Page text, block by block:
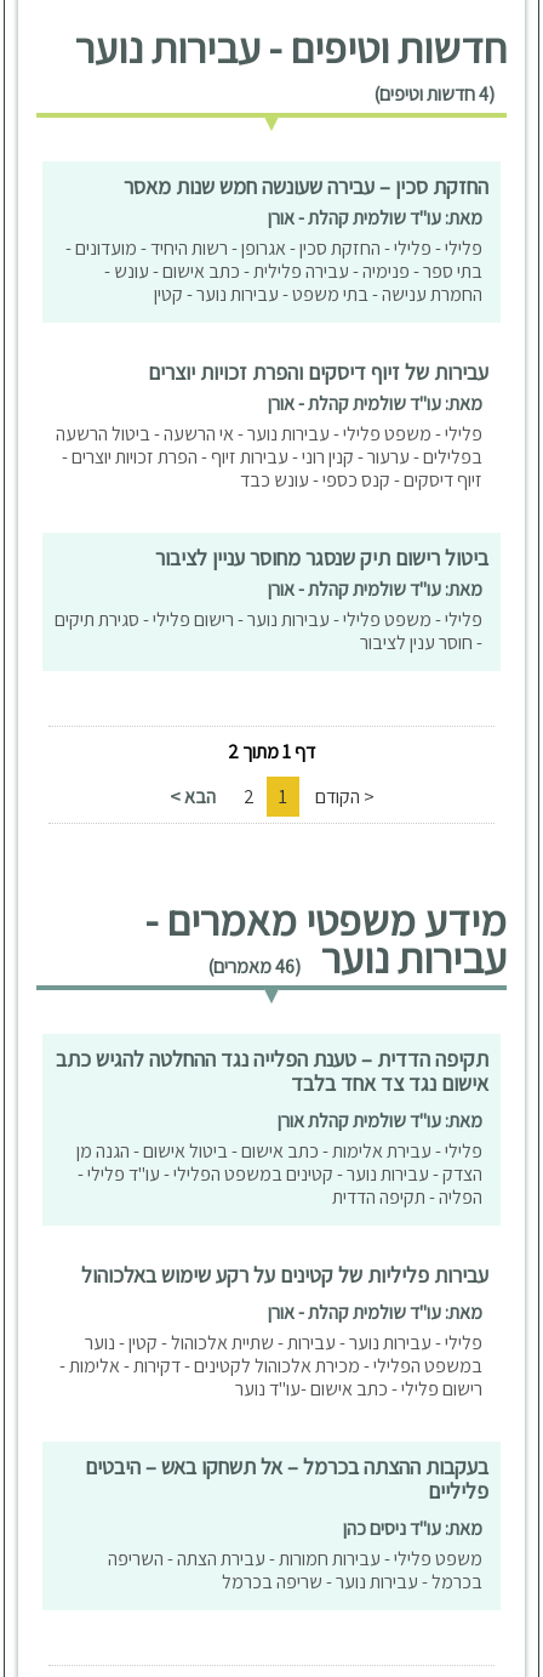
חדשות וטיפים - עבירות נוער
(4 חדשות וטיפים)
החזקת סכין – עבירה שעונשה חמש שנות מאסר
מאת: עו"ד שולמית קהלת - אורן
פלילי - פלילי - החזקת סכין - אגרופן - רשות היחיד - מועדונים -
בתי ספר - פנימיה - עבירה פלילית - כתב אישום - עונש -
החמרת ענישה - בתי משפט - עבירות נוער - קטין
עבירות של זיוף דיסקים והפרת זכויות יוצרים
מאת: עו"ד שולמית קהלת - אורן
פלילי - משפט פלילי - עבירות נוער - אי הרשעה - ביטול הרשעה
בפלילים - ערעור - קנין רוני - עבירות זיוף - הפרת זכויות יוצרים -
זיוף דיסקים - קנס כספי - עונש כבד
ביטול רישום תיק שנסגר מחוסר עניין לציבור
מאת: עו"ד שולמית קהלת - אורן
פלילי - משפט פלילי - עבירות נוער - רישום פלילי - סגירת תיקים
- חוסר ענין לציבור
דף 1 מתוך 2
< הקודם
1
2 הבא >
מידע משפטי מאמרים -
עבירות נוער (46 מאמרים)
תקיפה הדדית – טענת הפלייה נגד ההחלטה להגיש כתב
אישום נגד צד אחד בלבד
מאת: עו"ד שולמית קהלת אורן
פלילי - עבירת אלימות - כתב אישום - ביטול אישום - הגנה מן
הצדק - עבירות נוער - קטינים במשפט הפלילי - עו"ד פלילי -
הפליה - תקיפה הדדית
עבירות פליליות של קטינים על רקע שימוש באלכוהול
מאת: עו"ד שולמית קהלת - אורן
פלילי - עבירות נוער - עבירות - שתיית אלכוהול - קטין - נוער
במשפט הפלילי - מכירת אלכוהול לקטינים - דקירות - אלימות -
רישום פלילי - כתב אישום -עו"ד נוער
בעקבות ההצתה בכרמל – אל תשחקו באש – היבטים
פליליים
מאת: עו"ד ניסים כהן
משפט פלילי - עבירות חמורות - עבירת הצתה - השריפה
בכרמל - עבירות נוער - שריפה בכרמל